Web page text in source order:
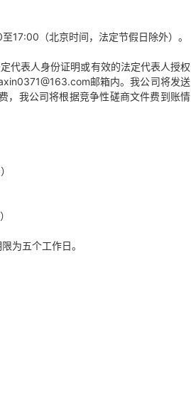
17:00（北京时间，法定节假日除外）。
代表人身份证明或有效的法定代表人授权
邮箱内。我公司将发送
，我公司将根据竞争性磋商文件费到账情
限为五个工作日。